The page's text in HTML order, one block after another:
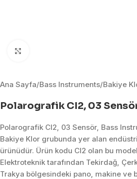
Ana Sayfa/Bass Instruments/Bakiye
Polarografik CI2, 03
Polarografik CI2, 03 Sensör, Bass
Bakiye Klor grubunda yer alan
ürünüdür. Ürün kodu CI2 olan bu
Elektroteknik tarafından Tekirdağ,
Trakya bölgesindeki pano, makine ve